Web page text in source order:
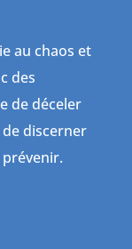
au chaos et
des
de déceler
discerner